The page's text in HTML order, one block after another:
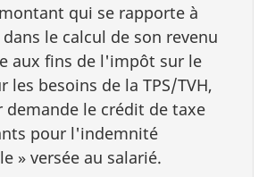
qui se rapporte à
le calcul de son revenu
aux fins de l'impôt sur le
les besoins de la TPS/TVH,
le crédit de taxe
pour l'indemnité
» versée au salarié.